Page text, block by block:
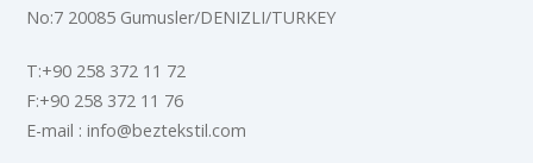
No:7 20085 Gumusler/DENIZLI/TURKEY
T:+90 258 372 11 72
F:+90 258 372 11 76
E-mail : info@beztekstil.com